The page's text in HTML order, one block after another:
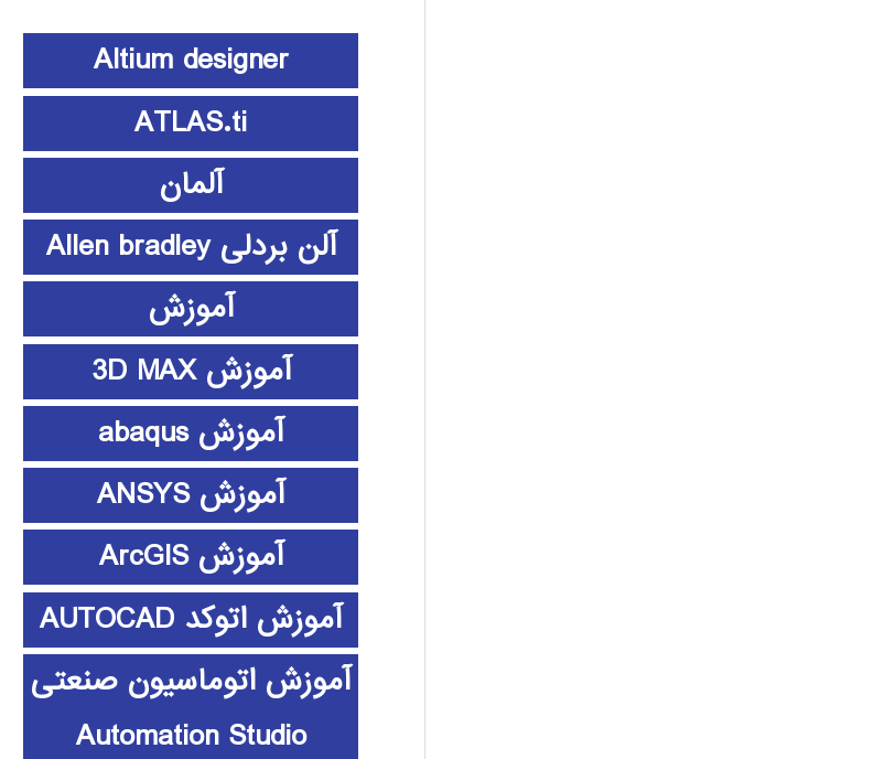
Altium designer
ATLAS.ti
آلمان
آلن بردلی Allen bradley
آموزش
آموزش 3D MAX
آموزش abaqus
آموزش ANSYS
آموزش ArcGIS
آموزش اتوکد AUTOCAD
آموزش اتوماسیون صنعتی
Automation Studio